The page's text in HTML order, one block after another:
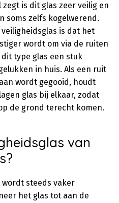
is dit glas zeer veilig en
soms zelfs kogelwerend.
is dat het
wordt om via de ruiten
type glas een stuk
in huis. Als een ruit
wordt gegooid, houdt
glas bij elkaar, zodat
de grond terecht komen.
van
wordt steeds vaker
het glas tot aan de